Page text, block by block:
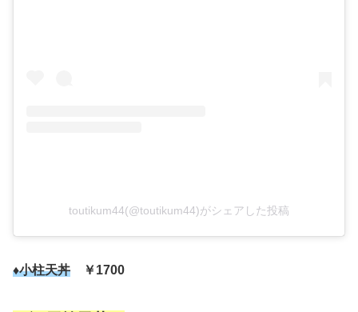
toutikum44(@toutikum44)がシェアした投稿
♦小柱天丼 ￥1700